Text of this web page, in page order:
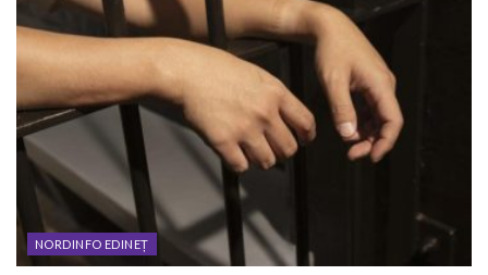
NORDINFO EDINEȚ